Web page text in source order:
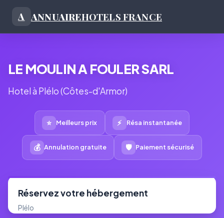
A ANNUAIREHOTELS FRANCE
LE MOULIN A FOULER SARL
Hotel à Plélo (Côtes-d'Armor)
⭐ Meilleurs prix ⚡ Résa instantanée
💰 Annulation gratuite 🛡 Paiement sécurisé
Réservez votre hébergement
Plélo